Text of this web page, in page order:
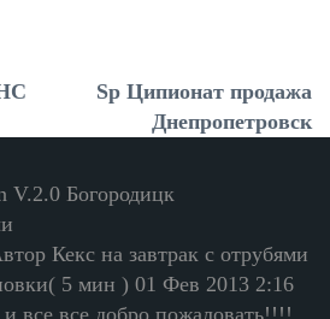
Sp Ципионат продажа
Днепропетровск
V.2.0 Богородицк
Кекс на завтрак с отрубями
5 мин ) 01 Фев 2013 2:16
все все добро пожаловать!!!!